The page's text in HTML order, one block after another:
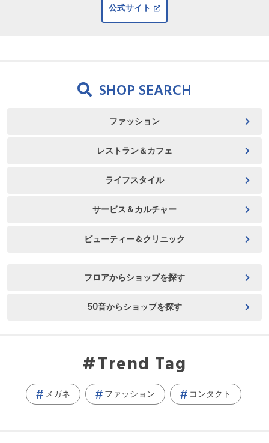
公式サイト
SHOP SEARCH
ファッション
レストラン＆カフェ
ライフスタイル
サービス＆カルチャー
ビューティー＆クリニック
フロアからショップを探す
50音からショップを探す
Trend Tag
メガネ ファッション コンタクト